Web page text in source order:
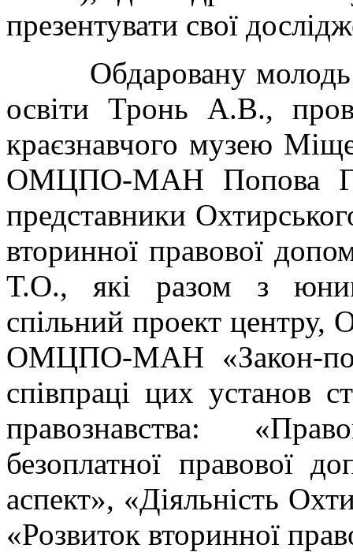
презентувати свої
Обдаровану молодь
освіти Тронь А.В.,
краєзнавчого музею
ОМЦПО-МАН Попова
представники
вторинної правової
Т.О., які разом з
спільний проект
ОМЦПО-МАН «Закон-
співпраці цих установ
правознавства:
безоплатної правової
аспект», «Діяльність
«Розвиток вторинної